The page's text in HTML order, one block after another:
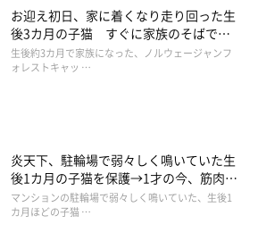
っくり開脚（笑）
お迎え初日、家に着くなり走り回った生
後3カ月の子猫 すぐに家族のそばで落
ち着く姿に「迎えてよかった」
生後約3カ月で家族になった、ノルウェージャンフ
ォレストキャッ …
炎天下、駐輪場で弱々しく鳴いていた生
後1カ月の子猫を保護→1才の今、筋肉質
でツンデレなコに成長
マンションの駐輪場で弱々しく鳴いていた、生後1
カ月ほどの子猫 …